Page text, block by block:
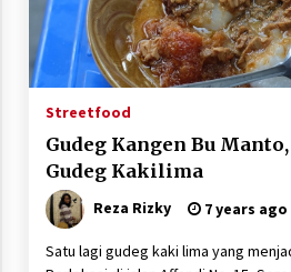
Streetfood
Gudeg Kangen Bu
Gudeg Kakilima
Reza Rizky 7 years ago
Satu lagi gudeg kaki lima yang